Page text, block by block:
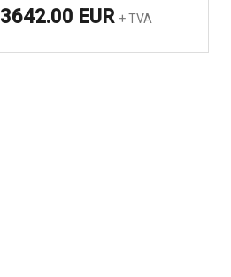
3642.00 EUR + TVA